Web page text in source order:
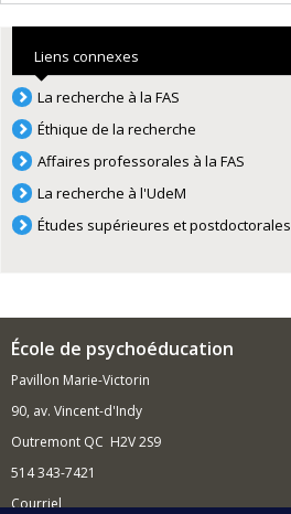
Liens connexes
La recherche à la FAS
Éthique de la recherche
Affaires professorales à la FAS
La recherche à l'UdeM
Études supérieures et postdoctorales
École de psychoéducation
Pavillon Marie-Victorin
90, av. Vincent-d'Indy
Outremont QC H2V 2S9
514 343-7421
Courriel